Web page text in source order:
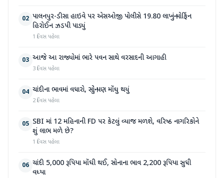
02 પાલનપુર-ડીસા હાઇવે પર એસઓજી પોલીસે 19.80 લાખનું મોર્ફિન
હિરોઈન ઝડપી પાડ્યું
1 દિવસ પહેલા
03 આજે આ રાજ્યોમાં ભારે પવન સાથે વરસાદની આગાહી
3 દિવસ પહેલા
04 ચાંદીના ભાવમાં વધારો, સોનું પણ મોંઘુ થયું
2 દિવસ પહેલા
05 SBI માં 12 મહિનાની FD પર કેટલું વ્યાજ મળશે, વરિષ્ઠ નાગરિકોને
શું લાભ મળે છે?
1 દિવસ પહેલા
06 ચાંદી 5,000 રૂપિયા મોંઘી થઈ, સોનાના ભાવ 2,200 રૂપિયા સુધી
વધ્યા